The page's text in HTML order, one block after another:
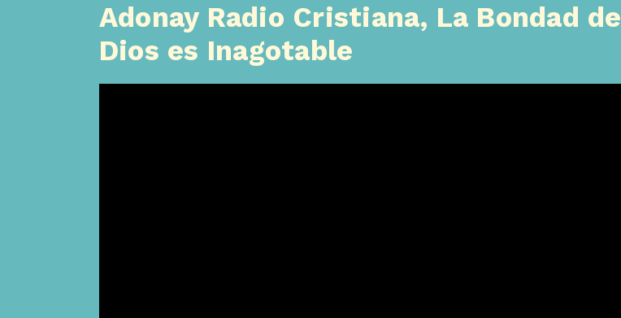
Adonay Radio Cristiana, La Bondad de
Dios es Inagotable